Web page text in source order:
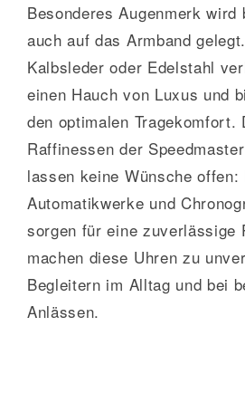
Besonderes Augenmerk wird
auch auf das Armband
Kalbsleder oder Edelstahl
einen Hauch von Luxus und
den optimalen Tragekomfort.
Raffinessen der
lassen keine Wünsche offen:
Automatikwerke und
sorgen für eine zuverlässige
machen diese Uhren zu
Begleitern im Alltag und bei
Anlässen.